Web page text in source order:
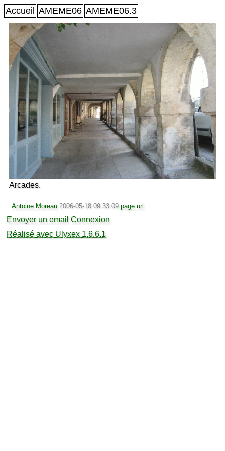
Accueil AMEME06 AMEME06.3
Arcades.
Antoine Moreau 2006-05-18 09:33:09 page url
Envoyer un email Connexion
Réalisé avec Ulyxex 1.6.6.1